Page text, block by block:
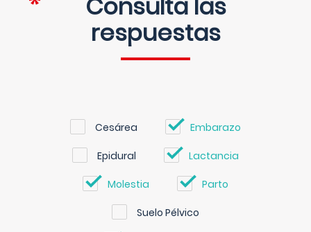
Consulta las
respuestas
Cesárea Embarazo
Epidural Lactancia
Molestia Parto
Suelo Pélvico